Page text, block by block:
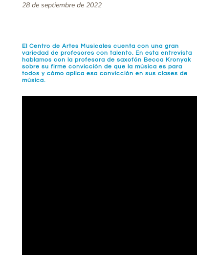
28 de septiembre de 2022
El Centro de Artes Musicales cuenta con una gran
variedad de profesores con talento. En esta entrevista
hablamos con la profesora de saxofón Becca Kronyak
sobre su firme convicción de que la música es para
todos y cómo aplica esa convicción en sus clases de
música.